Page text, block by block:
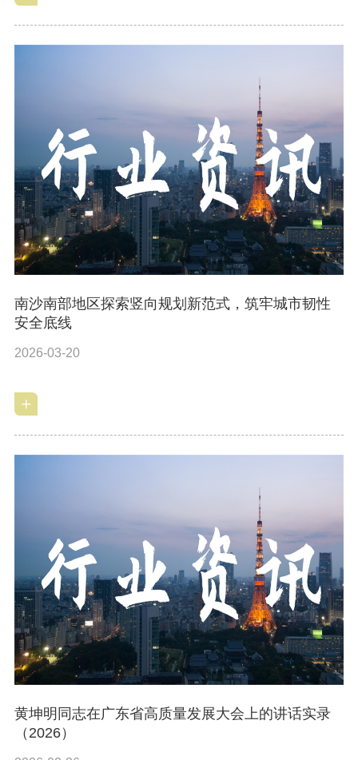
南沙南部地区探索竖向规划新范式，筑牢城市韧性
安全底线
2026-03-20
黄坤明同志在广东省高质量发展大会上的讲话实录
（2026）